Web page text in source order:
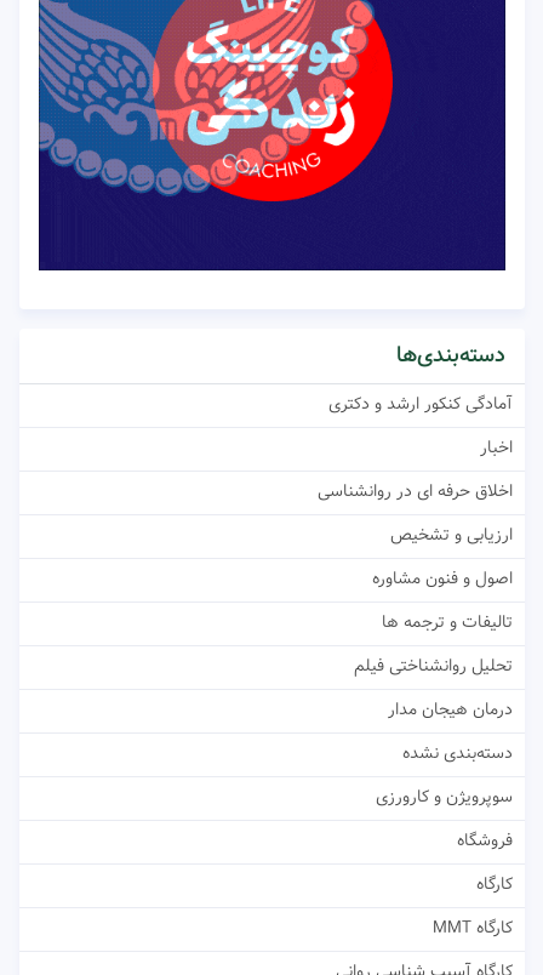
دسته‌بندی‌ها
آمادگی کنکور ارشد و دکتری
اخبار
اخلاق حرفه ای در روانشناسی
ارزیابی و تشخیص
اصول و فنون مشاوره
تالیفات و ترجمه ها
تحلیل روانشناختی فیلم
درمان هیجان مدار
دسته‌بندی نشده
سوپرویژن و کارورزی
فروشگاه
کارگاه
کارگاه MMT